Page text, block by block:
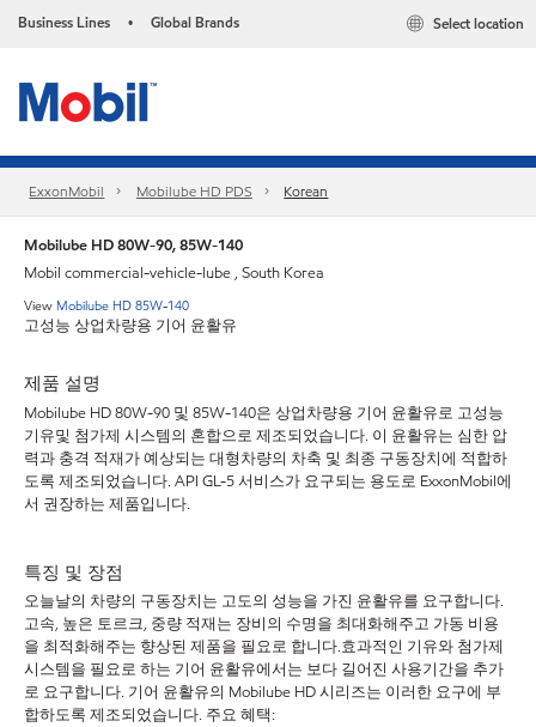
Business Lines • Global Brands Select location
ExxonMobil Mobilube HD PDS Korean
Mobilube HD 80W-90, 85W-140
Mobil commercial-vehicle-lube , South Korea
View Mobilube HD 85W-140
고성능 상업차량용 기어 윤활유
제품 설명
Mobilube HD 80W-90 및 85W-140은 상업차량용 기어 윤활유로 고성능
기유및 첨가제 시스템의 혼합으로 제조되었습니다. 이 윤활유는 심한 압
력과 충격 적재가 예상되는 대형차량의 차축 및 최종 구동장치에 적합하
도록 제조되었습니다. API GL-5 서비스가 요구되는 용도로 ExxonMobil에
서 권장하는 제품입니다.
특징 및 장점
오늘날의 차량의 구동장치는 고도의 성능을 가진 윤활유를 요구합니다.
고속, 높은 토르크, 중량 적재는 장비의 수명을 최대화해주고 가동 비용
을 최적화해주는 향상된 제품을 필요로 합니다.효과적인 기유와 첨가제
시스템을 필요로 하는 기어 윤활유에서는 보다 길어진 사용기간을 추가
로 요구합니다. 기어 윤활유의 Mobilube HD 시리즈는 이러한 요구에 부
합하도록 제조되었습니다. 주요 혜택: